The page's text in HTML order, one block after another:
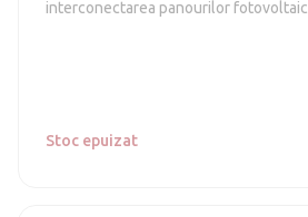
interconectarea panourilor
Stoc epuizat